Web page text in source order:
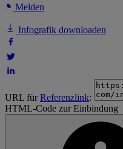
Melden
Infografik downloaden
URL fürReferenzlink:
HTML-Code zur Einbindung